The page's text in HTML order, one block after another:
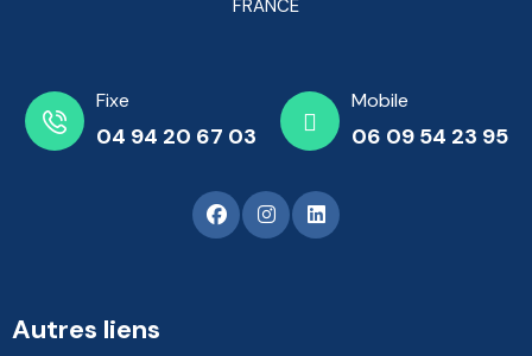
FRANCE
Fixe
04 94 20 67 03
Mobile
06 09 54 23 95
Autres liens